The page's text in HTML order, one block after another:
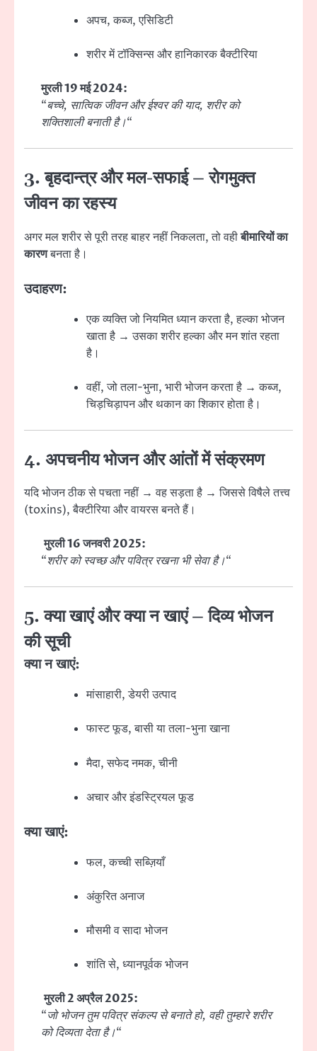
अपच, कब्ज, एसिडिटी
शरीर में टॉक्सिन्स और हानिकारक बैक्टीरिया
मुरली 19 मई 2024:
“बच्चे, सात्विक जीवन और ईश्वर की याद, शरीर को
शक्तिशाली बनाती है।“
3. बृहदान्त्र और मल-सफाई – रोगमुक्त
जीवन का रहस्य
अगर मल शरीर से पूरी तरह बाहर नहीं निकलता, तो वहीबीमारियों का
कारणबनता है।
उदाहरण:
एक व्यक्ति जो नियमित ध्यान करता है, हल्का भोजन
खाता है → उसका शरीर हल्का और मन शांत रहता
है।
वहीं, जो तला-भुना, भारी भोजन करता है → कब्ज,
चिड़चिड़ापन और थकान का शिकार होता है।
4. अपचनीय भोजन और आंतों में संक्रमण
यदि भोजन ठीक से पचता नहीं → वह सड़ता है → जिससे विषैले तत्त्व
(toxins), बैक्टीरिया और वायरस बनते हैं।
मुरली 16 जनवरी 2025:
“शरीर को स्वच्छ और पवित्र रखना भी सेवा है।“
5. क्या खाएं और क्या न खाएं – दिव्य भोजन
की सूची
क्या न खाएं:
मांसाहारी, डेयरी उत्पाद
फास्ट फूड, बासी या तला-भुना खाना
मैदा, सफेद नमक, चीनी
अचार और इंडस्ट्रियल फूड
क्या खाएं:
फल, कच्ची सब्ज़ियाँ
अंकुरित अनाज
मौसमी व सादा भोजन
शांति से, ध्यानपूर्वक भोजन
मुरली 2 अप्रैल 2025:
“जो भोजन तुम पवित्र संकल्प से बनाते हो, वही तुम्हारे शरीर
को दिव्यता देता है।“